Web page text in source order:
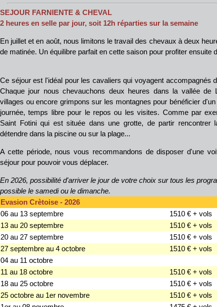
SEJOUR FARNIENTE & CHEVAL
2 heures en selle par jour, soit 12h réparties sur la semaine
En juillet et en août, nous limitons le travail des chevaux à deux
de matinée. Un équilibre parfait en cette saison pour profiter ensuite
Ce séjour est l'idéal pour les cavaliers qui voyagent accompagnés
Chaque jour nous chevauchons deux heures dans la vallée de
villages ou encore grimpons sur les montagnes pour bénéficier
journée, temps libre pour le repos ou les visites. Comme par
Saint Fotini qui est située dans une grotte, de partir rencontrer
détendre dans la piscine ou sur la plage...
A cette période, nous vous recommandons de disposer d'une
séjour pour pouvoir vous déplacer.
En 2026, possibilité d'arriverle jour de votre choix sur tous les
possible le samedi ou le dimanche.
Evasion Crètoise - 2026
06 au 13 septembre
1510 € + vols
13 au 20 septembre
1510 € + vols
20 au 27 septembre
1510 € + vols
27 septembre au 4 octobre
1510 € + vols
04 au 11 octobre
11 au 18 octobre
1510 € + vols
18 au 25 octobre
1510 € + vols
25 octobre au 1er novembre
1510 € + vols